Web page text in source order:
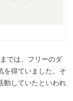
では、フリーのダ
を得ていました。そ
動していたといわれ